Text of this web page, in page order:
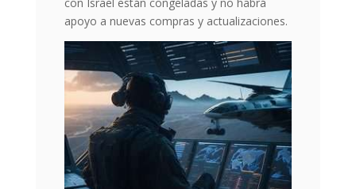
apoyo a nuevas compras y actualizaciones.